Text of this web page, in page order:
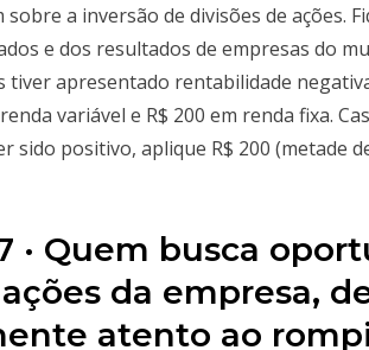
sobre a inversão de divisões de ações.
e dos resultados de empresas do
tiver apresentado rentabilidade
variável e R$ 200 em renda fixa.
sido positivo, aplique R$ 200 (metade
· Quem busca
da empresa,
atento ao